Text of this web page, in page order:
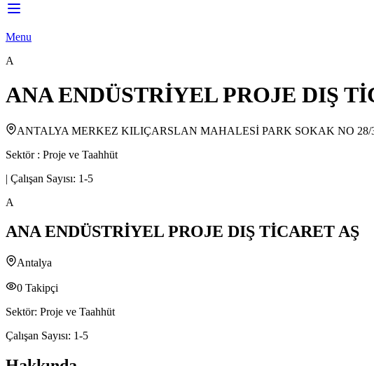
Menu
A
ANA ENDÜSTRİYEL PROJE DIŞ
ANTALYA MERKEZ KILIÇARSLAN MAHALESİ PARK SOKAK NO
Sektör : Proje ve Taahhüt
| Çalışan Sayısı: 1-5
A
ANA ENDÜSTRİYEL PROJE DIŞ TİCARET AŞ
Antalya
0 Takipçi
Sektör: Proje ve Taahhüt
Çalışan Sayısı: 1-5